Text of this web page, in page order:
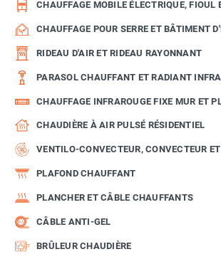
CHAUFFAGE MOBILE ÉLECTRIQUE, FIOUL
CHAUFFAGE POUR SERRE ET BÂTIMENT
RIDEAU D'AIR ET RIDEAU RAYONNANT
PARASOL CHAUFFANT ET RADIANT
CHAUFFAGE INFRAROUGE FIXE MUR ET
CHAUDIÈRE À AIR PULSÉ RÉSIDENTIEL
VENTILO-CONVECTEUR, CONVECTEUR
PLAFOND CHAUFFANT
PLANCHER ET CÂBLE CHAUFFANTS
CÂBLE ANTI-GEL
BRÛLEUR CHAUDIÈRE